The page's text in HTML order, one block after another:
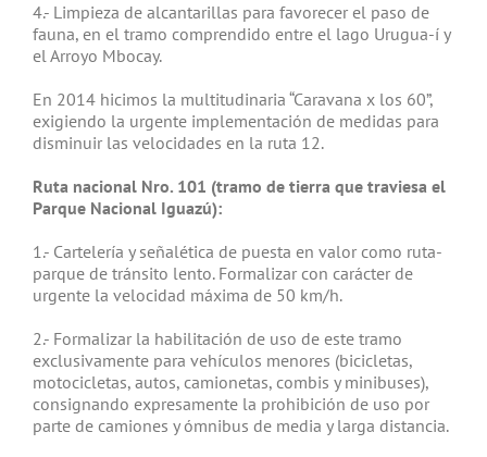
4.- Limpieza de alcantarillas para favorecer el paso de
fauna, en el tramo comprendido entre el lago Urugua-í y
el Arroyo Mbocay.
En 2014 hicimos la multitudinaria “Caravana x los 60”,
exigiendo la urgente implementación de medidas para
disminuir las velocidades en la ruta 12.
Ruta nacional Nro. 101 (tramo de tierra que traviesa el
Parque Nacional Iguazú):
1.- Cartelería y señalética de puesta en valor como ruta-
parque de tránsito lento. Formalizar con carácter de
urgente la velocidad máxima de 50 km/h.
2.- Formalizar la habilitación de uso de este tramo
exclusivamente para vehículos menores (bicicletas,
motocicletas, autos, camionetas, combis y minibuses),
consignando expresamente la prohibición de uso por
parte de camiones y ómnibus de media y larga distancia.